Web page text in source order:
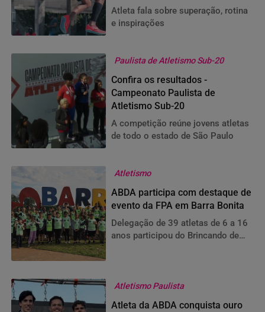
Atleta fala sobre superação, rotina
e inspirações
Paulista de Atletismo Sub-20
Confira os resultados -
Campeonato Paulista de
Atletismo Sub-20
A competição reúne jovens atletas
de todo o estado de São Paulo
Atletismo
ABDA participa com destaque de
evento da FPA em Barra Bonita
Delegação de 39 atletas de 6 a 16
anos participou do Brincando de
Atletismo Paulista
Atleta da ABDA conquista ouro